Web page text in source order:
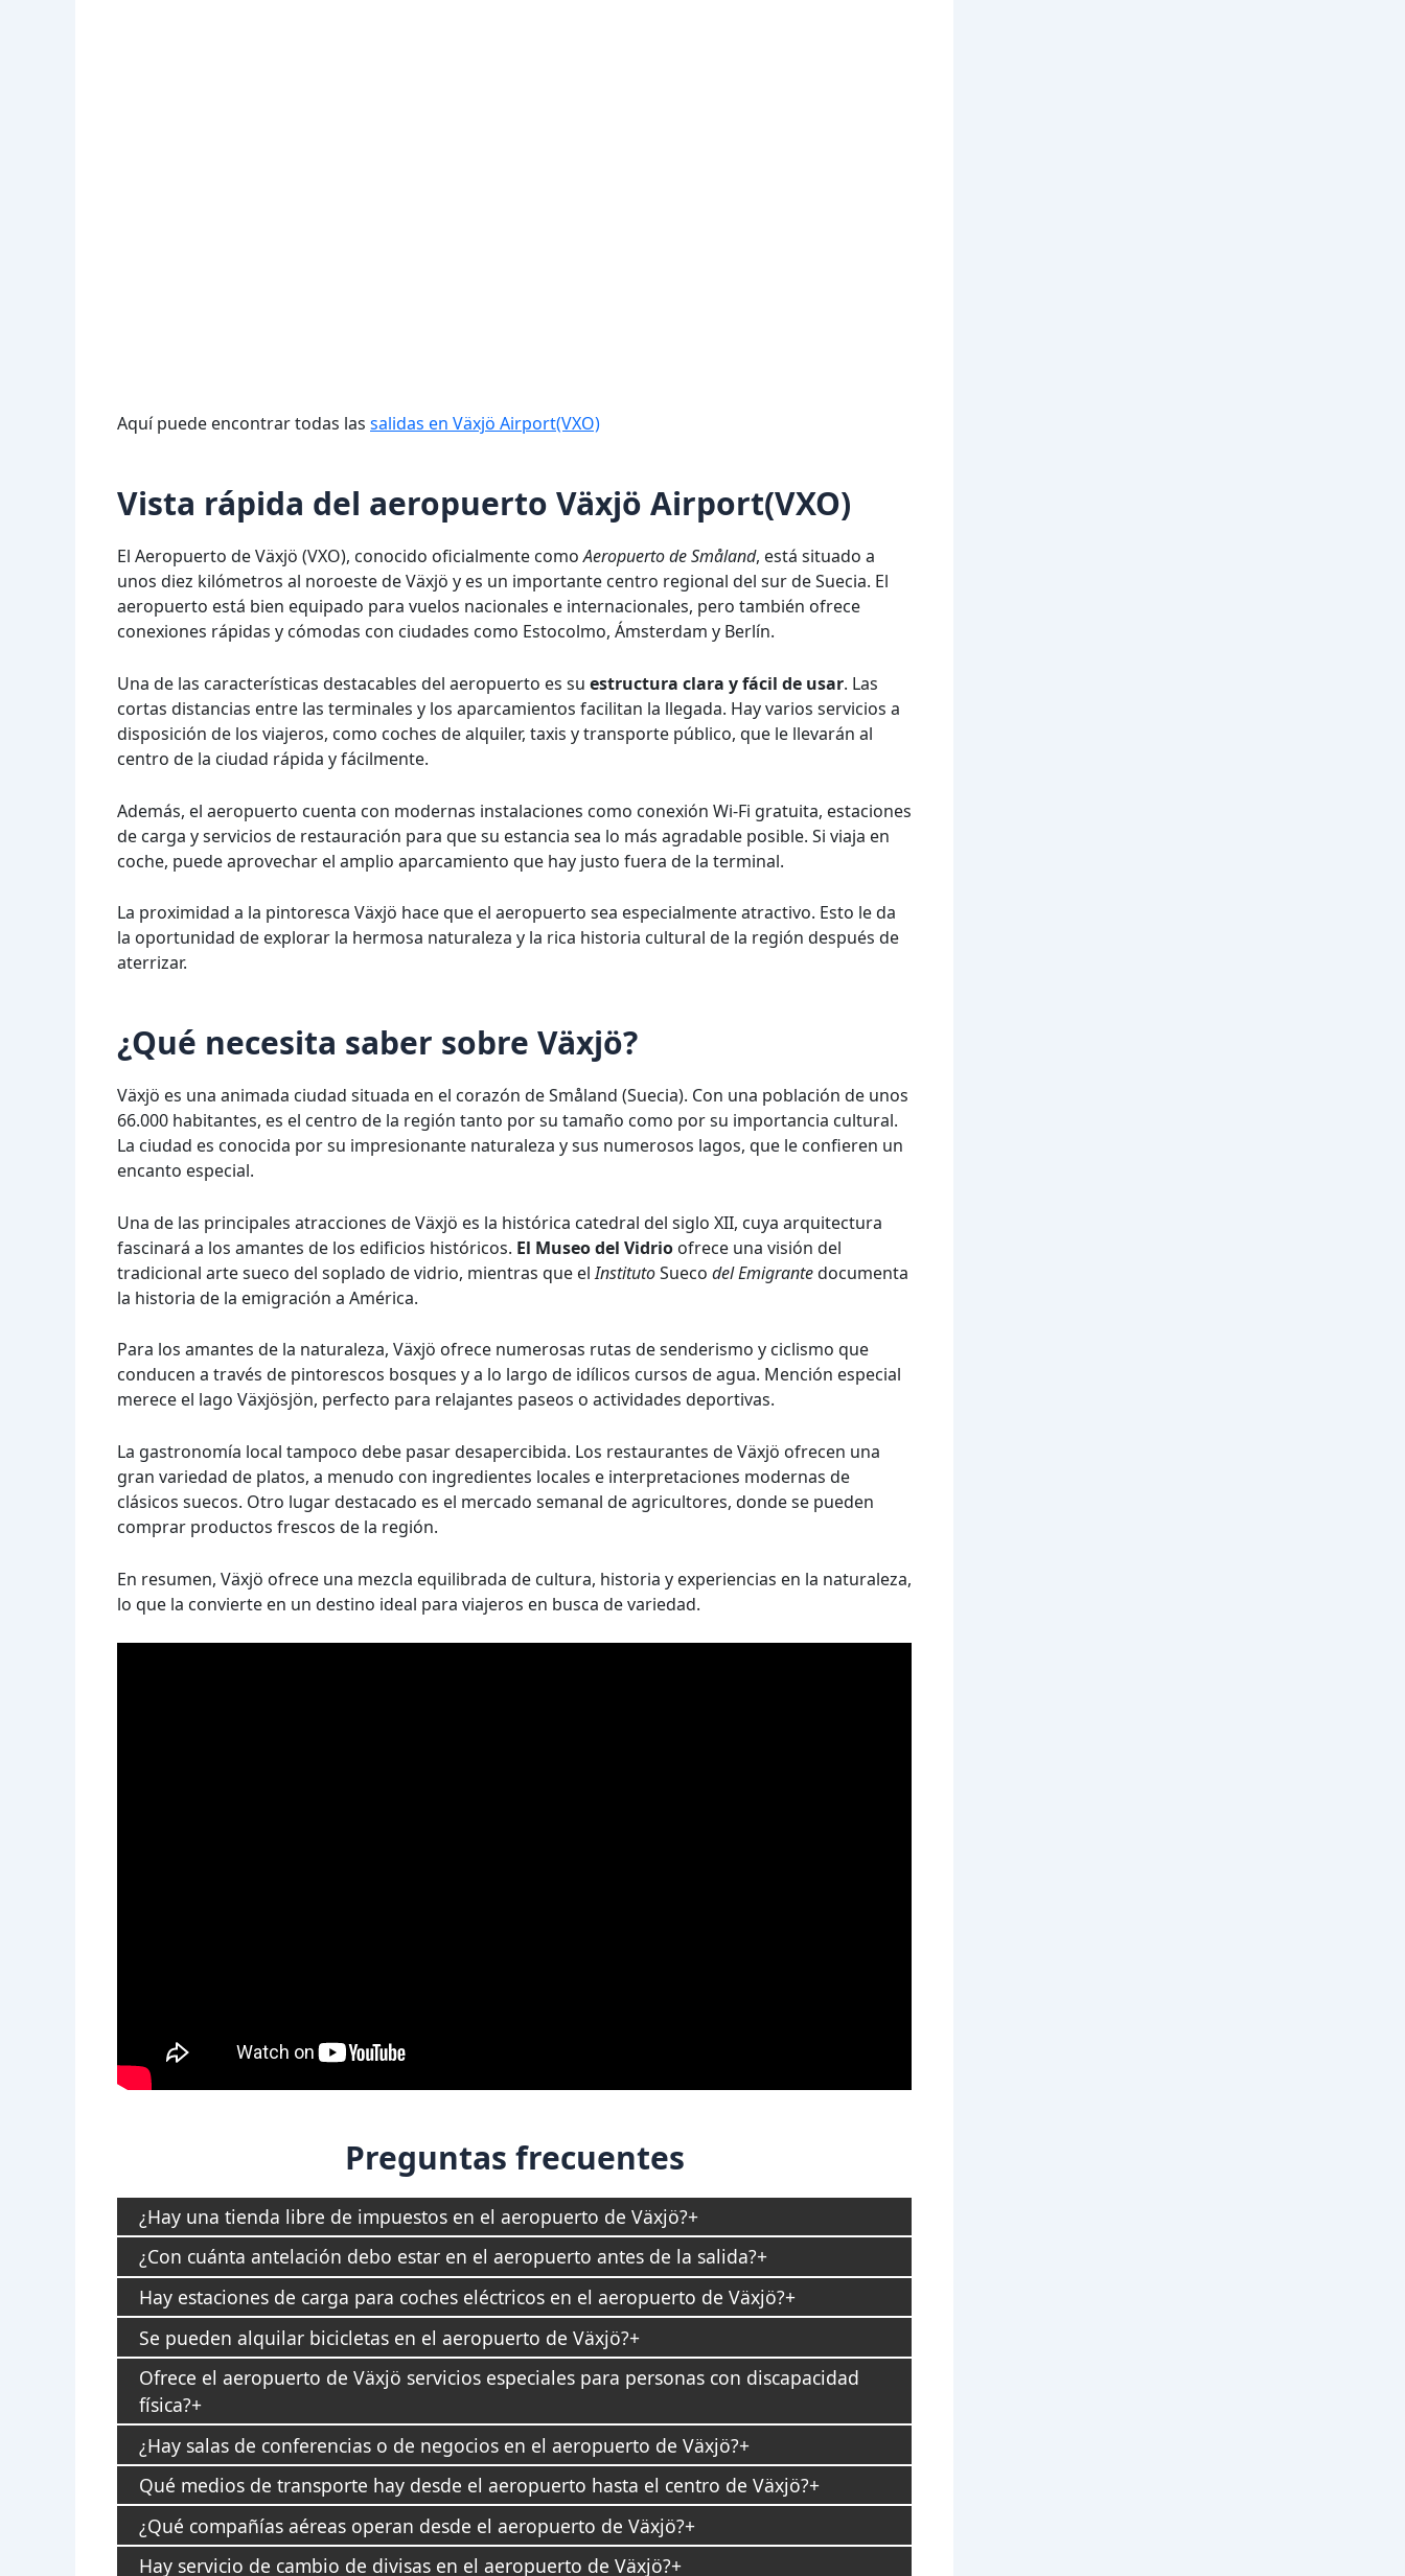
Aquí puede encontrar todas las salidas en Växjö Airport(VXO)
Vista rápida del aeropuerto Växjö Airport(VXO)
El Aeropuerto de Växjö (VXO), conocido oficialmente comoAeropuerto de Småland, está situado a
unos diez kilómetros al noroeste de Växjö y es un importante centro regional del sur de Suecia. El
aeropuerto está bien equipado para vuelos nacionales e internacionales, pero también ofrece
conexiones rápidas y cómodas con ciudades como Estocolmo, Ámsterdam y Berlín.
Una de las características destacables del aeropuerto es su estructura clara y fácil de usar. Las
cortas distancias entre las terminales y los aparcamientos facilitan la llegada. Hay varios servicios a
disposición de los viajeros, como coches de alquiler, taxis y transporte público, que le llevarán al
centro de la ciudad rápida y fácilmente.
Además, el aeropuerto cuenta con modernas instalaciones como conexión Wi-Fi gratuita, estaciones
de carga y servicios de restauración para que su estancia sea lo más agradable posible. Si viaja en
coche, puede aprovechar el amplio aparcamiento que hay justo fuera de la terminal.
La proximidad a la pintoresca Växjö hace que el aeropuerto sea especialmente atractivo. Esto le da
la oportunidad de explorar la hermosa naturaleza y la rica historia cultural de la región después de
aterrizar.
¿Qué necesita saber sobre Växjö?
Växjö es una animada ciudad situada en el corazón de Småland (Suecia). Con una población de unos
66.000 habitantes, es el centro de la región tanto por su tamaño como por su importancia cultural.
La ciudad es conocida por su impresionante naturaleza y sus numerosos lagos, que le confieren un
encanto especial.
Una de las principales atracciones de Växjö es la histórica catedral del siglo XII, cuya arquitectura
fascinará a los amantes de los edificios históricos. El Museo del Vidrio ofrece una visión del
tradicional arte sueco del soplado de vidrio, mientras que elInstitutoSueco del Emigrantedocumenta
la historia de la emigración a América.
Para los amantes de la naturaleza, Växjö ofrece numerosas rutas de senderismo y ciclismo que
conducen a través de pintorescos bosques y a lo largo de idílicos cursos de agua. Mención especial
merece el lago Växjösjön, perfecto para relajantes paseos o actividades deportivas.
La gastronomía local tampoco debe pasar desapercibida. Los restaurantes de Växjö ofrecen una
gran variedad de platos, a menudo con ingredientes locales e interpretaciones modernas de
clásicos suecos. Otro lugar destacado es el mercado semanal de agricultores, donde se pueden
comprar productos frescos de la región.
En resumen, Växjö ofrece una mezcla equilibrada de cultura, historia y experiencias en la naturaleza,
lo que la convierte en un destino ideal para viajeros en busca de variedad.
Preguntas frecuentes
¿Hay una tienda libre de impuestos en el aeropuerto de Växjö?
¿Con cuánta antelación debo estar en el aeropuerto antes de la salida?
Hay estaciones de carga para coches eléctricos en el aeropuerto de Växjö?
Se pueden alquilar bicicletas en el aeropuerto de Växjö?
Ofrece el aeropuerto de Växjö servicios especiales para personas con discapacidad
física?
¿Hay salas de conferencias o de negocios en el aeropuerto de Växjö?
Qué medios de transporte hay desde el aeropuerto hasta el centro de Växjö?
¿Qué compañías aéreas operan desde el aeropuerto de Växjö?
Hay servicio de cambio de divisas en el aeropuerto de Växjö?